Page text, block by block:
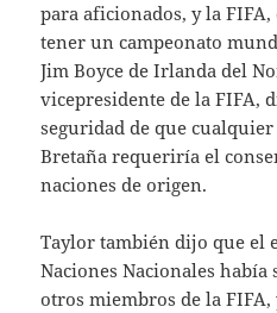
para aficionados, y la
tener un campeonato
Jim Boyce de Irlanda del
vicepresidente de la FIFA,
seguridad de que
Bretaña requeriría el
naciones de origen.
Taylor también dijo que el
Naciones Nacionales había
otros miembros de la